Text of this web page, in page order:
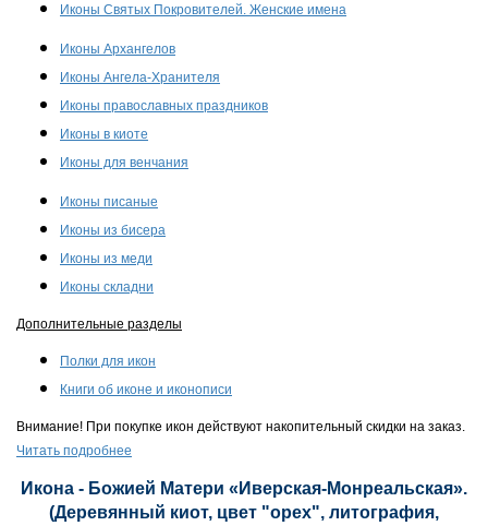
Иконы Святых Покровителей. Женские имена
Иконы Архангелов
Иконы Ангела-Хранителя
Иконы православных праздников
Иконы в киоте
Иконы для венчания
Иконы писаные
Иконы из бисера
Иконы из меди
Иконы складни
Дополнительные разделы
Полки для икон
Книги об иконе и иконописи
Внимание! При покупке икон действуют накопительный скидки на заказ.
Читать подробнее
Икона - Божией Матери «Иверская-Монреальская».
(Деревянный киот, цвет "орех", литография,